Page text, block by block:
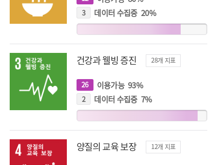
지
표
3개
지
표
데이터 수집중 20%
건강과 웰빙 증진 28개 지표
26개
지
표
이용가능 93%
2개
지
표
데이터 수집중 7%
양질의 교육 보장 12개 지표